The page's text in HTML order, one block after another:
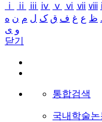
ⅰ
ⅱ ⅲ ⅳ ⅴ ⅵ ⅶ ⅷ
ظ ع غ ف ق ک ل م ن ه
و ی
닫기
통합검색
국내학술논